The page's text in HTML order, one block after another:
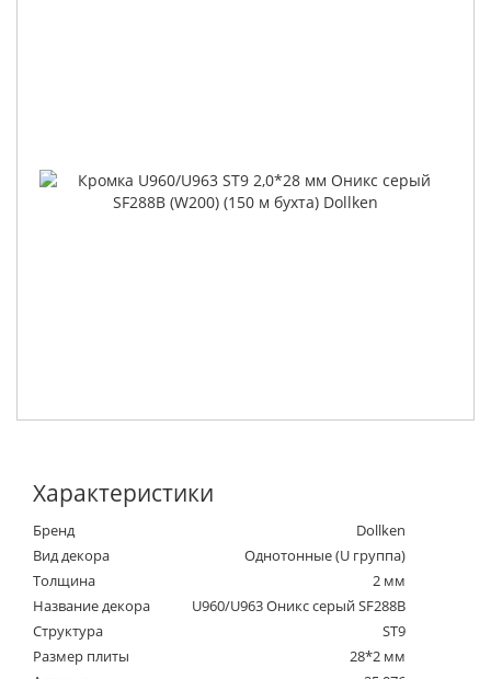
Характеристики
Бренд
Dollken
Вид декора
Однотонные (U группа)
Толщина
2 мм
Название декора
U960/U963 Оникс серый SF288B
Структура
ST9
Размер плиты
28*2 мм